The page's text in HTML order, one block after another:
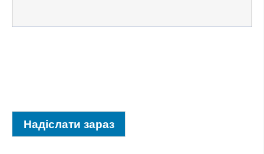
Надіслати зараз